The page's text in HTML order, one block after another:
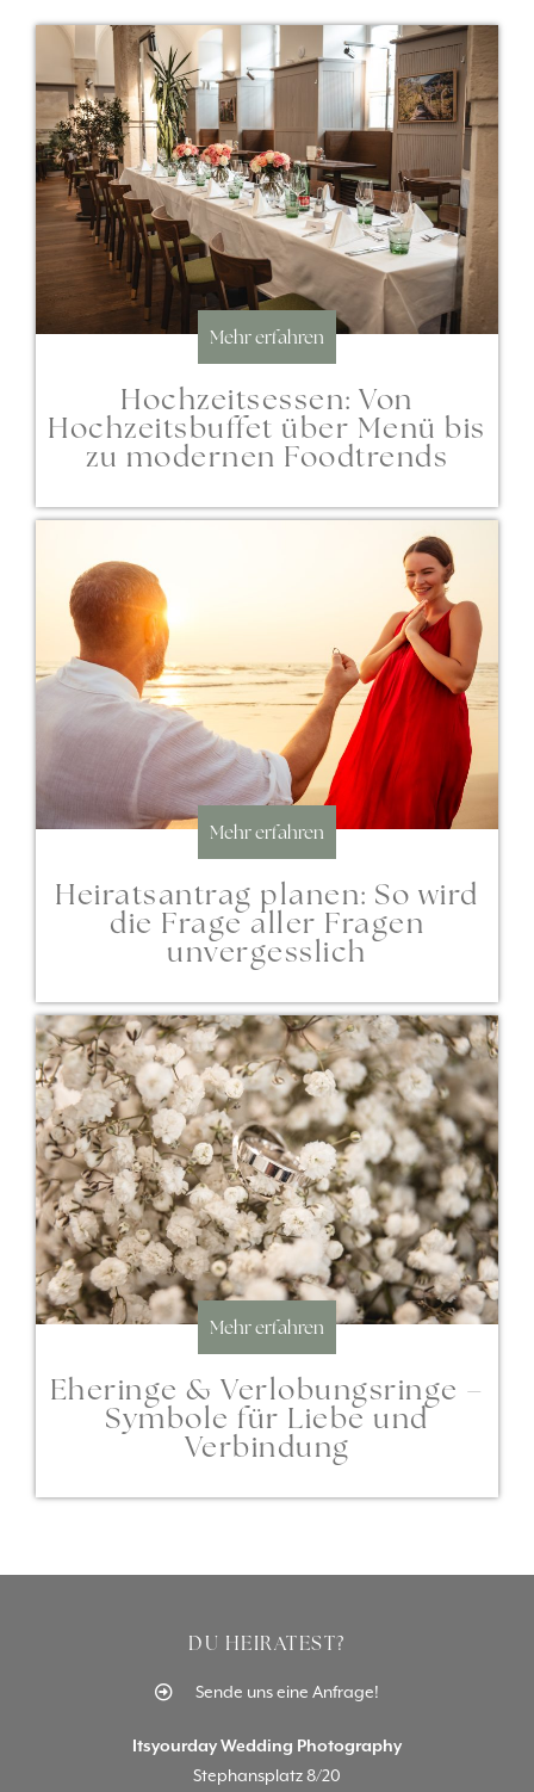
Mehr erfahren
Hochzeitsessen: Von
Hochzeitsbuffet über Menü bis
zu modernen Foodtrends
Mehr erfahren
Heiratsantrag planen: So wird
die Frage aller Fragen
unvergesslich
Mehr erfahren
Eheringe & Verlobungsringe –
Symbole für Liebe und
Verbindung
DU HEIRATEST?
Sende uns eine Anfrage!
Itsyourday Wedding Photography
Stephansplatz 8/20